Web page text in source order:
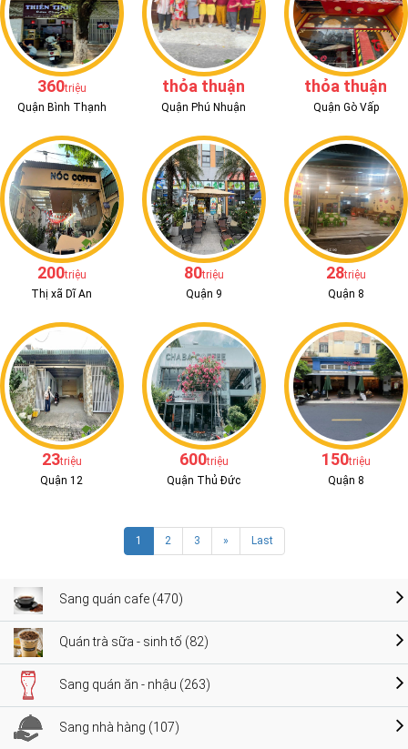
360triệu
Quận Bình Thạnh
thỏa thuận
Quận Phú Nhuận
thỏa thuận
Quận Gò Vấp
200triệu
Thị xã Dĩ An
80triệu
Quận 9
28triệu
Quận 8
23triệu
Quận 12
600triệu
Quận Thủ Đức
150triệu
Quận 8
1 2 3 » Last
Sang quán cafe (470)
Quán trà sữa - sinh tố (82)
Sang quán ăn - nhậu (263)
Sang nhà hàng (107)